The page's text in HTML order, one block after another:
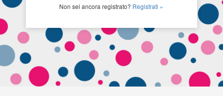
Non sei ancora registrato? Registrati »